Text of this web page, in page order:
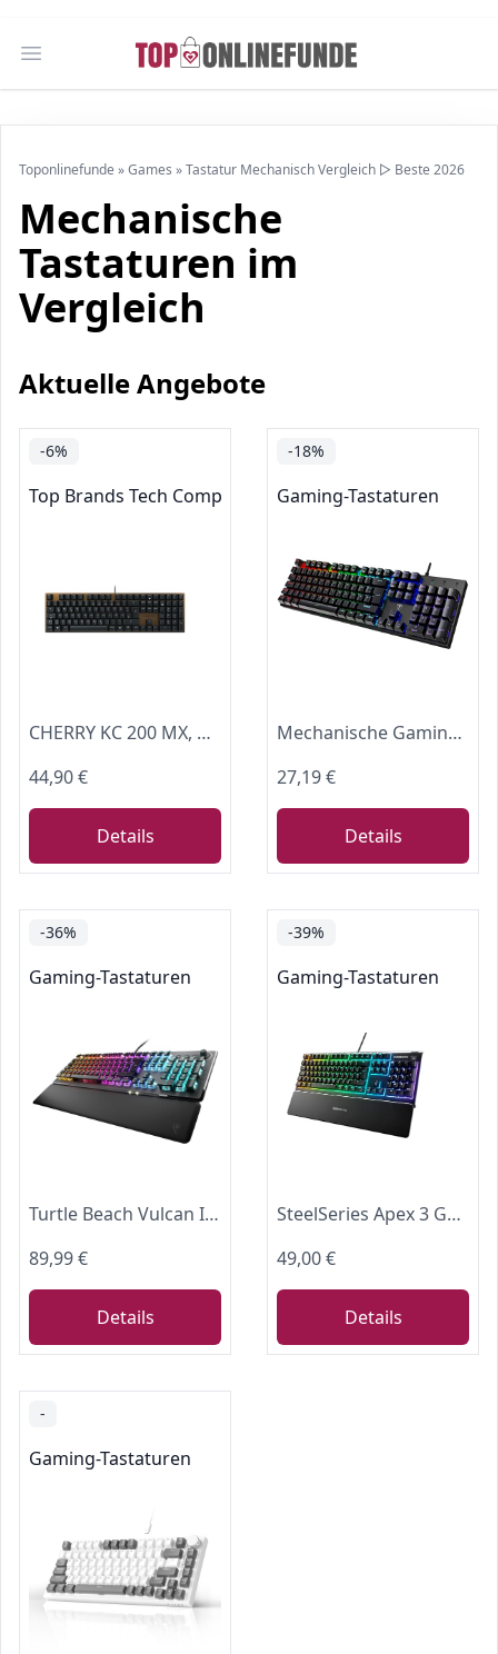
Open main menu
Toponlinefunde »Games »Tastatur Mechanisch Vergleich ▷ Beste 2026
Mechanische
Tastaturen im
Vergleich
Aktuelle Angebote
-6%
Top Brands Tech Computer Accessories
CHERRY KC 200 MX, Mechanische Tastatur, DE QWERTZ, MX2A Silent RED, Schwarz
44,90 €
Details
-18%
Gaming-Tastaturen
Mechanische Gaming-Tastatur, RGB Kabelgebundene Tastatur, Blauem Schalter
27,19 €
Details
-36%
Gaming-Tastaturen
Turtle Beach Vulcan II Tactile mechanische RGB-Gaming-Tastatur DE Layout
89,99 €
Details
-39%
Gaming-Tastaturen
SteelSeries Apex 3 Gaming Tastatur - 10-Zonen RGB-Beleuchtung - Flüsterleise Gaming-Switches - Premium magnetische Handballenauflage - IP32 wassergeschützt - Deutsches (QWERTZ) Layout
49,00 €
Details
-
Gaming-Tastaturen